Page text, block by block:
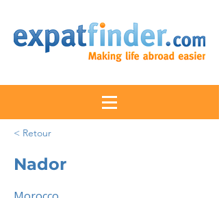
< Retour
Nador